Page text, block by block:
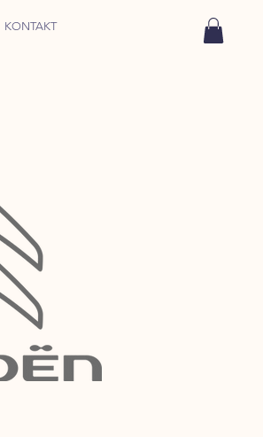
KONTAKT